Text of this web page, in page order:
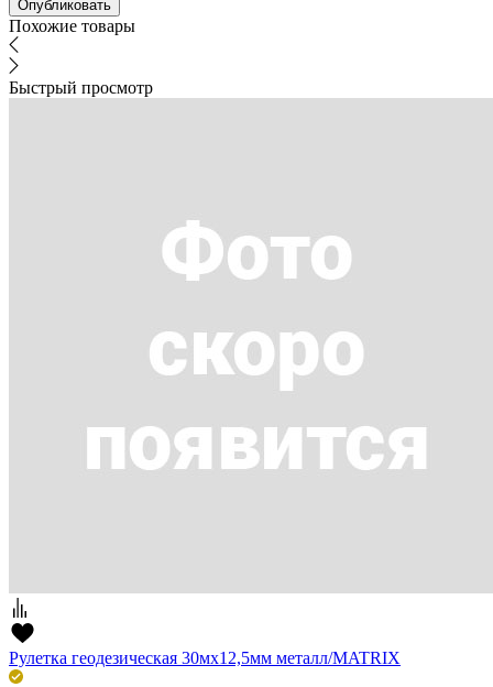
Похожие товары
Быстрый просмотр
Рулетка геодезическая 30мх12,5мм металл/MATRIX